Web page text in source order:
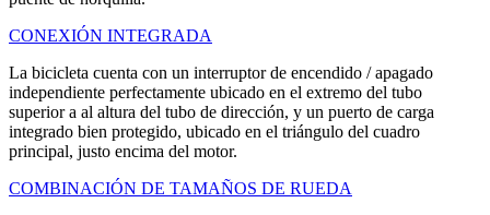
CONEXIÓN INTEGRADA
La bicicleta cuenta con un interruptor de encendido / apagado
independiente perfectamente ubicado en el extremo del tubo
superior a al altura del tubo de dirección, y un puerto de carga
integrado bien protegido, ubicado en el triángulo del cuadro
principal, justo encima del motor.
COMBINACIÓN DE TAMAÑOS DE RUEDA